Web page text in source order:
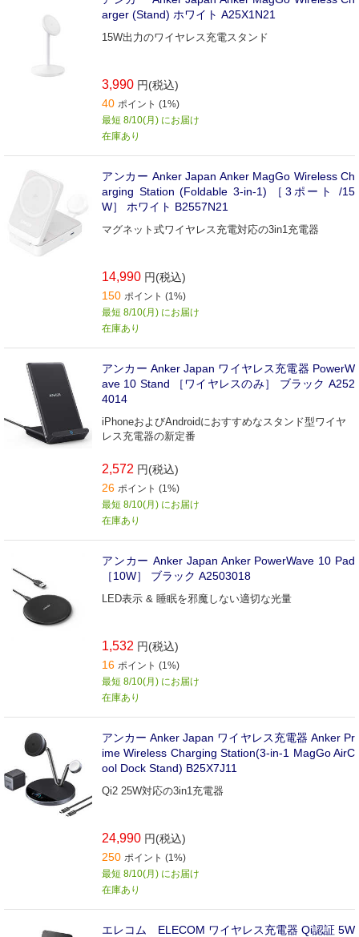
arger (Stand) ホワイト A25X1N21
15W出力のワイヤレス充電スタンド
3,990 円(税込)
40 ポイント (1%)
最短 8/10(月) にお届け
在庫あり
アンカー Anker Japan Anker MagGo Wireless Ch
arging Station (Foldable 3-in-1) ［3ポート /15
W］ ホワイト B2557N21
マグネット式ワイヤレス充電対応の3in1充電器
14,990 円(税込)
150 ポイント (1%)
最短 8/10(月) にお届け
在庫あり
アンカー Anker Japan ワイヤレス充電器 PowerW
ave 10 Stand ［ワイヤレスのみ］ ブラック A252
4014
iPhoneおよびAndroidにおすすめなスタンド型ワイヤ
レス充電器の新定番
2,572 円(税込)
26 ポイント (1%)
最短 8/10(月) にお届け
在庫あり
アンカー Anker Japan Anker PowerWave 10 Pad
［10W］ ブラック A2503018
LED表示 & 睡眠を邪魔しない適切な光量
1,532 円(税込)
16 ポイント (1%)
最短 8/10(月) にお届け
在庫あり
アンカー Anker Japan ワイヤレス充電器 Anker Pr
ime Wireless Charging Station(3-in-1 MagGo AirC
ool Dock Stand) B25X7J11
Qi2 25W対応の3in1充電器
24,990 円(税込)
250 ポイント (1%)
最短 8/10(月) にお届け
在庫あり
エレコム ELECOM ワイヤレス充電器 Qi認証 5W